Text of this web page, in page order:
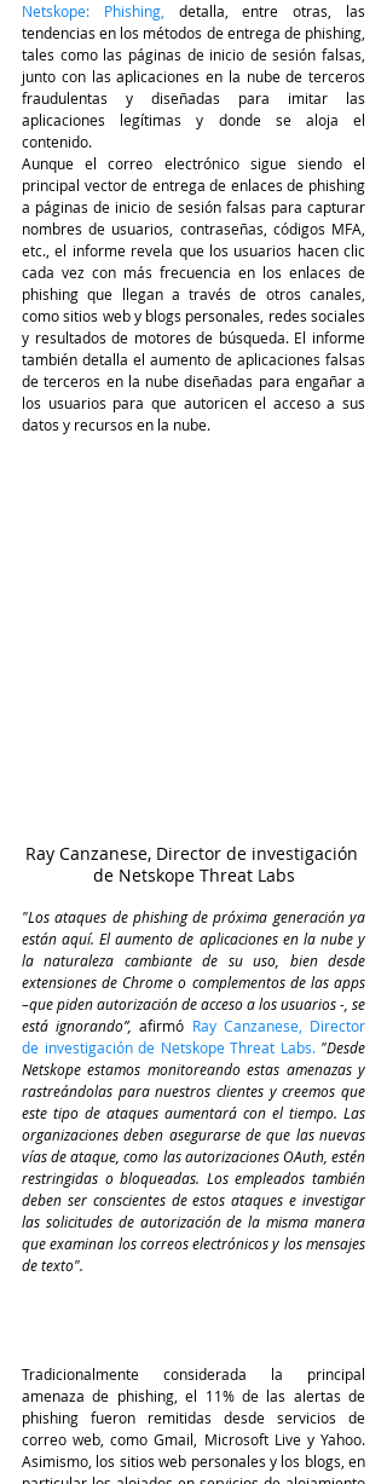
Netskope: Phishing, detalla, entre otras, las
tendencias en los métodos de entrega de phishing,
tales como las páginas de inicio de sesión falsas,
junto con las aplicaciones en la nube de terceros
fraudulentas y diseñadas para imitar las
aplicaciones legítimas y donde se aloja el
contenido.
Aunque el correo electrónico sigue siendo el
principal vector de entrega de enlaces de phishing
a páginas de inicio de sesión falsas para capturar
nombres de usuarios, contraseñas, códigos MFA,
etc., el informe revela que los usuarios hacen clic
cada vez con más frecuencia en los enlaces de
phishing que llegan a través de otros canales,
como sitios web y blogs personales, redes sociales
y resultados de motores de búsqueda. El informe
también detalla el aumento de aplicaciones falsas
de terceros en la nube diseñadas para engañar a
los usuarios para que autoricen el acceso a sus
datos y recursos en la nube.
Ray Canzanese, Director de investigación
de Netskope Threat Labs
"Los ataques de phishing de próxima generación ya
están aquí. El aumento de aplicaciones en la nube y
la naturaleza cambiante de su uso, bien desde
extensiones de Chrome o complementos de las apps
–que piden autorización de acceso a los usuarios -, se
está ignorando”, afirmó Ray Canzanese, Director
de investigación de Netskope Threat Labs. "Desde
Netskope estamos monitoreando estas amenazas y
rastreándolas para nuestros clientes y creemos que
este tipo de ataques aumentará con el tiempo. Las
organizaciones deben asegurarse de que las nuevas
vías de ataque, como las autorizaciones OAuth, estén
restringidas o bloqueadas. Los empleados también
deben ser conscientes de estos ataques e investigar
las solicitudes de autorización de la misma manera
que examinan los correos electrónicos y los mensajes
de texto".
Tradicionalmente considerada la principal
amenaza de phishing, el 11% de las alertas de
phishing fueron remitidas desde servicios de
correo web, como Gmail, Microsoft Live y Yahoo.
Asimismo, los sitios web personales y los blogs, en